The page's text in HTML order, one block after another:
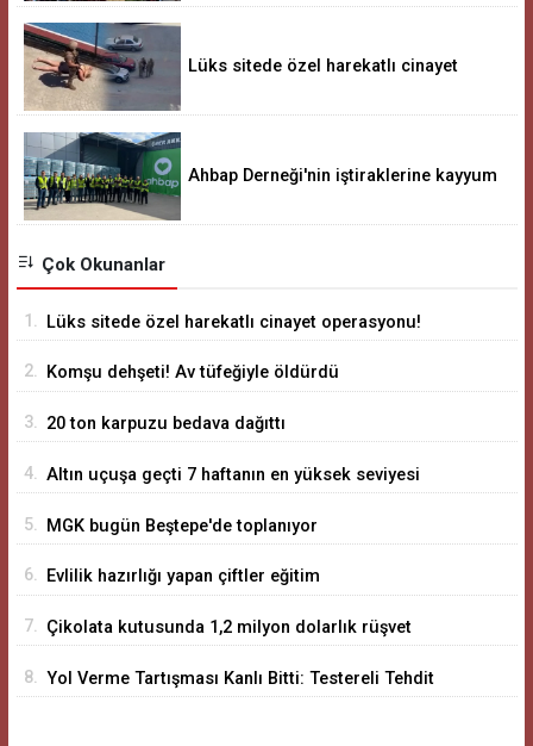
Lüks sitede özel harekatlı cinayet
Ahbap Derneği'nin iştiraklerine kayyum
Çok Okunanlar
1. Lüks sitede özel harekatlı cinayet operasyonu!
2. Komşu dehşeti! Av tüfeğiyle öldürdü
3. 20 ton karpuzu bedava dağıttı
4. Altın uçuşa geçti 7 haftanın en yüksek seviyesi
5. MGK bugün Beştepe'de toplanıyor
6. Evlilik hazırlığı yapan çiftler eğitim
7. Çikolata kutusunda 1,2 milyon dolarlık rüşvet
8. Yol Verme Tartışması Kanlı Bitti: Testereli Tehdit